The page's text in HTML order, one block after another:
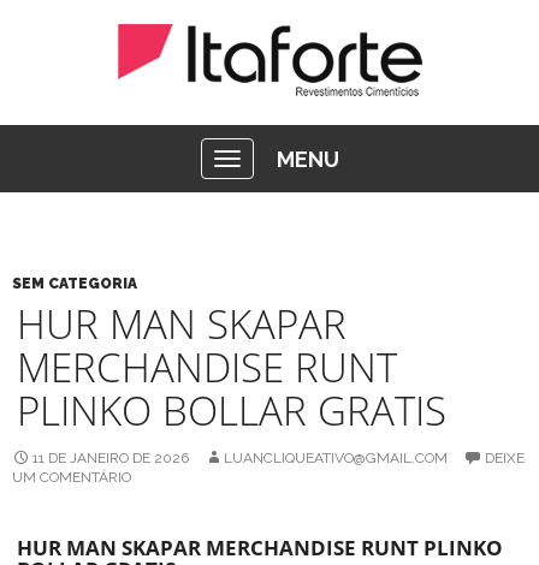
MENU
SEM CATEGORIA
HUR MAN SKAPAR
MERCHANDISE RUNT
PLINKO BOLLAR GRATIS
11 DE JANEIRO DE 2026 LUANCLIQUEATIVO@GMAIL.COM
DEIXE
UM COMENTÁRIO
HUR MAN SKAPAR MERCHANDISE RUNT PLINKO